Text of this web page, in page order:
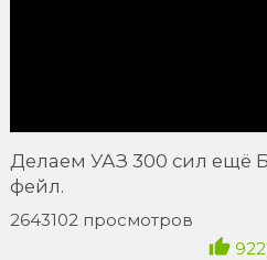
Делаем УАЗ 300 сил ещё
фейл.
2643102 просмотров